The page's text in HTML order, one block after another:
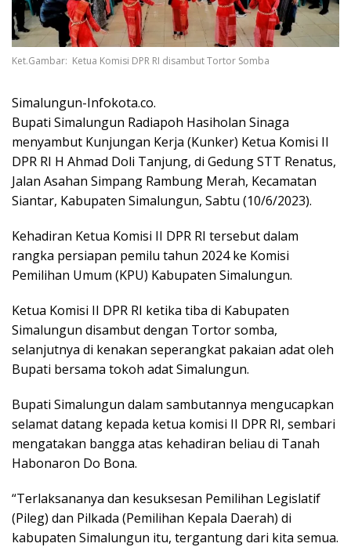
Ket.Gambar: Ketua Komisi DPR RI disambut Tortor Somba
Simalungun-Infokota.co.
Bupati Simalungun Radiapoh Hasiholan Sinaga
menyambut Kunjungan Kerja (Kunker) Ketua Komisi II
DPR RI H Ahmad Doli Tanjung, di Gedung STT Renatus,
Jalan Asahan Simpang Rambung Merah, Kecamatan
Siantar, Kabupaten Simalungun, Sabtu (10/6/2023).
Kehadiran Ketua Komisi II DPR RI tersebut dalam
rangka persiapan pemilu tahun 2024 ke Komisi
Pemilihan Umum (KPU) Kabupaten Simalungun.
Ketua Komisi II DPR RI ketika tiba di Kabupaten
Simalungun disambut dengan Tortor somba,
selanjutnya di kenakan seperangkat pakaian adat oleh
Bupati bersama tokoh adat Simalungun.
Bupati Simalungun dalam sambutannya mengucapkan
selamat datang kepada ketua komisi II DPR RI, sembari
mengatakan bangga atas kehadiran beliau di Tanah
Habonaron Do Bona.
“Terlaksananya dan kesuksesan Pemilihan Legislatif
(Pileg) dan Pilkada (Pemilihan Kepala Daerah) di
kabupaten Simalungun itu, tergantung dari kita semua.